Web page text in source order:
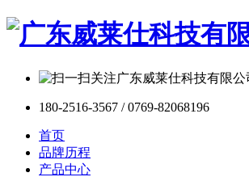
180-2516-3567 / 0769-82068196
首页
品牌历程
产品中心